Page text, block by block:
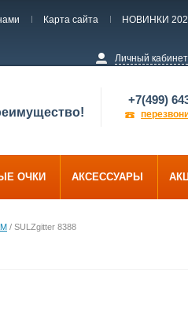
Карта сайта НОВИНКИ
Личный кабинет
+7(499)
ОЧКИ АКСЕССУАРЫ
/ SULZgitter 8388